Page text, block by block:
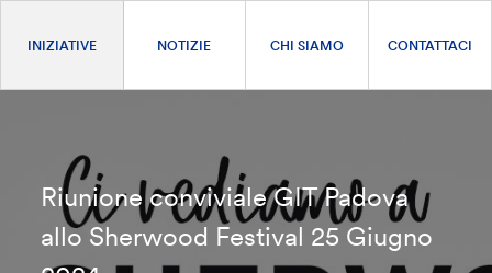
INIZIATIVE NOTIZIE CHI SIAMO CONTATTACI
Riunione conviviale GIT Padova
allo Sherwood Festival 25 Giugno